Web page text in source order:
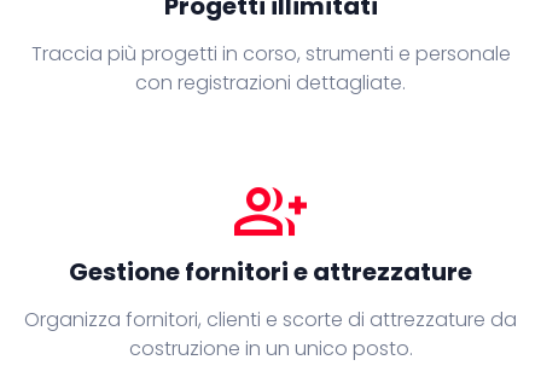
Traccia più progetti in corso, strumenti e personale
con registrazioni dettagliate.
group_add
Gestione fornitori e attrezzature
Organizza fornitori, clienti e scorte di attrezzature da
costruzione in un unico posto.